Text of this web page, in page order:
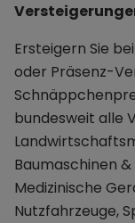
Ersteigern Sie
oder Präsenz-
bundesweit alle
Baumaschinen
Medizinische
Nutzfahrzeuge,